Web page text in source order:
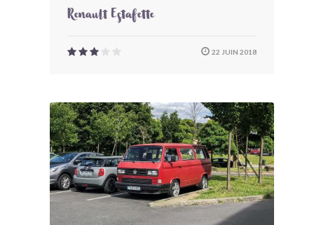
Renault Estafette
22 JUIN 2018